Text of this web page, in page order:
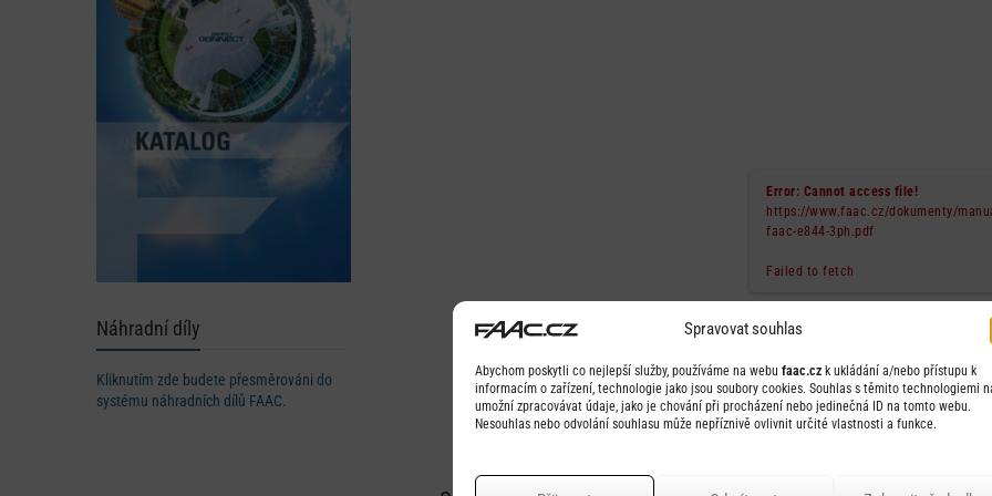
Spravovat souhlas
Abychom poskytli co nejlepší služby, používáme na webu faac.cz k ukládání a/nebo přístupu k
informacím o zařízení, technologie jako jsou soubory cookies. Souhlas s těmito technologiemi
umožní zpracovávat údaje, jako je chování při procházení nebo jedinečná ID na tomto webu.
Nesouhlas nebo odvolání souhlasu může nepříznivě ovlivnit určité vlastnosti a funkce.
Error: Cannot access file!
https://www.faac.cz/dokumenty/
faac-e844-3ph.pdf
Failed to fetch
Náhradní díly
Kliknutím zde budete přesměrováni do
systému náhradních dílů FAAC.